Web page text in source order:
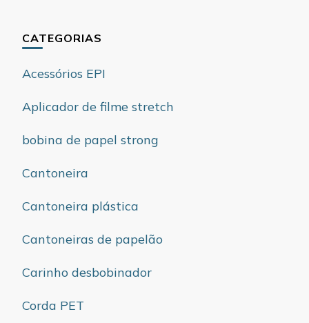
CATEGORIAS
Acessórios EPI
Aplicador de filme stretch
bobina de papel strong
Cantoneira
Cantoneira plástica
Cantoneiras de papelão
Carinho desbobinador
Corda PET